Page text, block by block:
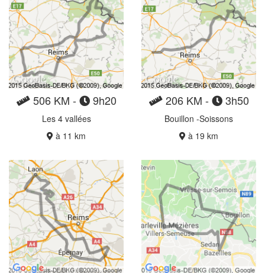
506 KM - 9h20
Les 4 vallées
à 11 km
206 KM - 3h50
Bouillon -Soissons
à 19 km